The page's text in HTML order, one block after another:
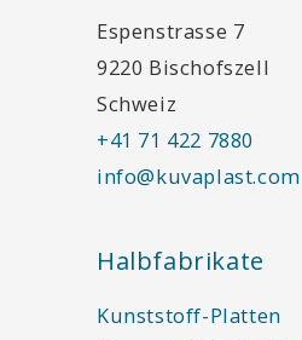
Espenstrasse 7
9220 Bischofszell
Schweiz
+41 71 422 7880
info@kuvaplast.com
Halbfabrikate
Kunststoff-Platten